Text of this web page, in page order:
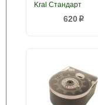
Kral Стандарт
620p